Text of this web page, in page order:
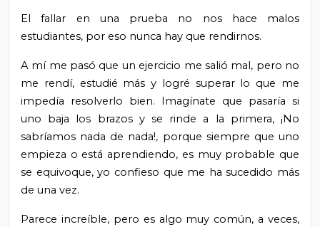
El fallar en una prueba no nos hace malos
estudiantes, por eso nunca hay que rendirnos.
A mí me pasó que un ejercicio me salió mal, pero no
me rendí, estudié más y logré superar lo que me
impedía resolverlo bien. Imagínate que pasaría si
uno baja los brazos y se rinde a la primera, ¡No
sabríamos nada de nada!, porque siempre que uno
empieza o está aprendiendo, es muy probable que
se equivoque, yo confieso que me ha sucedido más
de una vez.
Parece increíble, pero es algo muy común, a veces,